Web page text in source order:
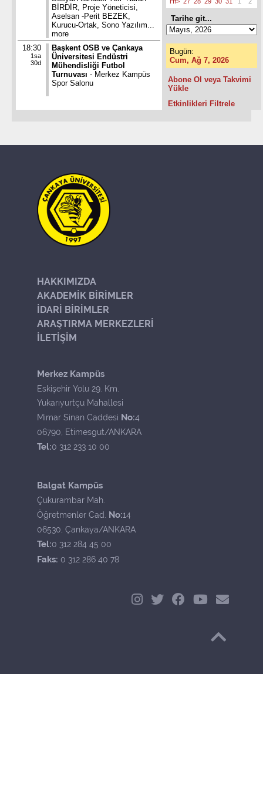
BİRDİR, Proje Yöneticisi,
Aselsan -Perit BEZEK,
Kurucu-Ortak, Sono Yazılım...
more
18:30
1sa
30d
Başkent OSB ve Çankaya
Üniversitesi Endüstri
Mühendisliği Futbol
Turnuvası - Merkez Kampüs
Spor Salonu
Tarihe git...
Bugün:
Cum, Ağ 7, 2026
Abone Ol veya Takvimi
Yükle
Etkinlikleri Filtrele
HAKKIMIZDA
AKADEMİK BİRİMLER
İDARİ BİRİMLER
ARAŞTIRMA MERKEZLERİ
İLETİŞİM
Merkez Kampüs
Eskişehir Yolu 29. Km.
Yukarıyurtçu Mahallesi
Mimar Sinan Caddesi No:4
06790, Etimesgut/ANKARA
Tel:0 312 233 10 00
Balgat Kampüs
Çukurambar Mah.
Öğretmenler Cad. No:14
06530, Çankaya/ANKARA
Tel:0 312 284 45 00
Faks: 0 312 286 40 78